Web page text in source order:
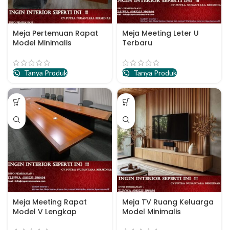
Meja Pertemuan Rapat
Model Minimalis
Tanya Produk
Meja Meeting Leter U
Terbaru
Tanya Produk
Meja Meeting Rapat
Model V Lengkap
Meja TV Ruang Keluarga
Model Minimalis